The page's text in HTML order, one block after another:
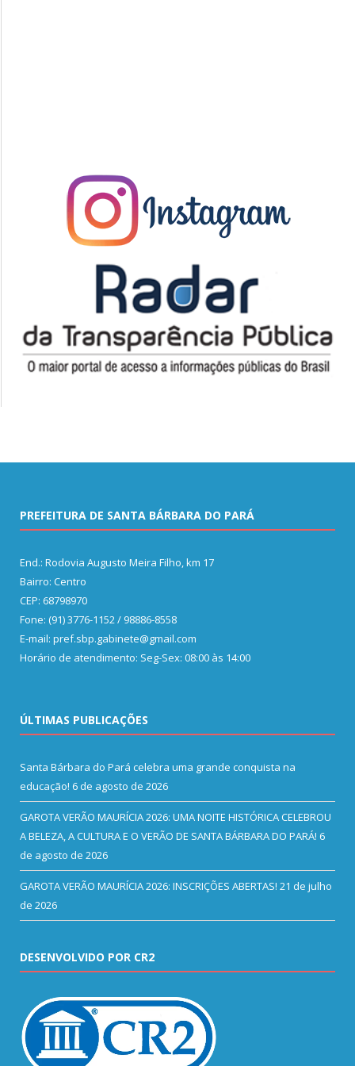
PREFEITURA DE SANTA BÁRBARA DO PARÁ
End.: Rodovia Augusto Meira Filho, km 17
Bairro: Centro
CEP: 68798970
Fone: (91) 3776-1152 / 98886-8558
E-mail: pref.sbp.gabinete@gmail.com
Horário de atendimento: Seg-Sex: 08:00 às 14:00
ÚLTIMAS PUBLICAÇÕES
Santa Bárbara do Pará celebra uma grande conquista na
educação! 6 de agosto de 2026
GAROTA VERÃO MAURÍCIA 2026: UMA NOITE HISTÓRICA CELEBROU
A BELEZA, A CULTURA E O VERÃO DE SANTA BÁRBARA DO PARÁ! 6
de agosto de 2026
GAROTA VERÃO MAURÍCIA 2026: INSCRIÇÕES ABERTAS! 21 de julho
de 2026
DESENVOLVIDO POR CR2